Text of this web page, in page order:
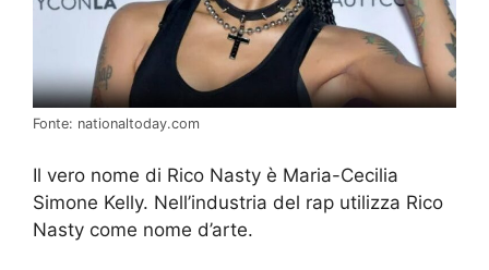
Fonte: nationaltoday.com
Il vero nome di Rico Nasty è Maria-Cecilia
Simone Kelly. Nell’industria del rap utilizza Rico
Nasty come nome d’arte.